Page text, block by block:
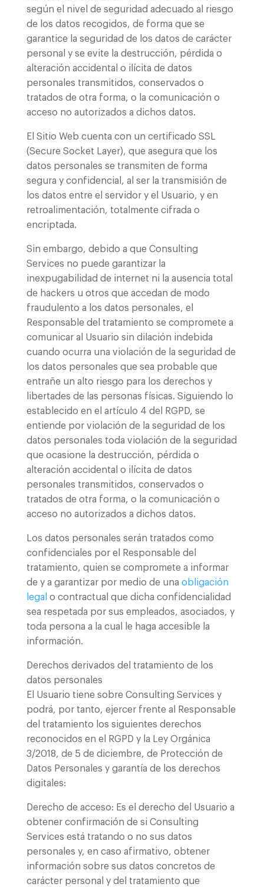
según el nivel de seguridad adecuado al riesgo
de los datos recogidos, de forma que se
garantice la seguridad de los datos de carácter
personal y se evite la destrucción, pérdida o
alteración accidental o ilícita de datos
personales transmitidos, conservados o
tratados de otra forma, o la comunicación o
acceso no autorizados a dichos datos.
El Sitio Web cuenta con un certificado SSL
(Secure Socket Layer), que asegura que los
datos personales se transmiten de forma
segura y confidencial, al ser la transmisión de
los datos entre el servidor y el Usuario, y en
retroalimentación, totalmente cifrada o
encriptada.
Sin embargo, debido a que Consulting
Services no puede garantizar la
inexpugabilidad de internet ni la ausencia total
de hackers u otros que accedan de modo
fraudulento a los datos personales, el
Responsable del tratamiento se compromete a
comunicar al Usuario sin dilación indebida
cuando ocurra una violación de la seguridad de
los datos personales que sea probable que
entrañe un alto riesgo para los derechos y
libertades de las personas físicas. Siguiendo lo
establecido en el artículo 4 del RGPD, se
entiende por violación de la seguridad de los
datos personales toda violación de la seguridad
que ocasione la destrucción, pérdida o
alteración accidental o ilícita de datos
personales transmitidos, conservados o
tratados de otra forma, o la comunicación o
acceso no autorizados a dichos datos.
Los datos personales serán tratados como
confidenciales por el Responsable del
tratamiento, quien se compromete a informar
de y a garantizar por medio de una obligación
legal o contractual que dicha confidencialidad
sea respetada por sus empleados, asociados, y
toda persona a la cual le haga accesible la
información.
Derechos derivados del tratamiento de los
datos personales
El Usuario tiene sobre Consulting Services y
podrá, por tanto, ejercer frente al Responsable
del tratamiento los siguientes derechos
reconocidos en el RGPD y la Ley Orgánica
3/2018, de 5 de diciembre, de Protección de
Datos Personales y garantía de los derechos
digitales:
Derecho de acceso: Es el derecho del Usuario a
obtener confirmación de si Consulting
Services está tratando o no sus datos
personales y, en caso afirmativo, obtener
información sobre sus datos concretos de
carácter personal y del tratamiento que